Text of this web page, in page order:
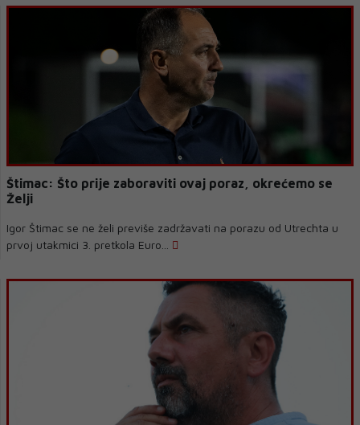
Štimac: Što prije zaboraviti ovaj poraz, okrećemo se
Želji
Igor Štimac se ne želi previše zadržavati na porazu od Utrechta u
prvoj utakmici 3. pretkola Euro...